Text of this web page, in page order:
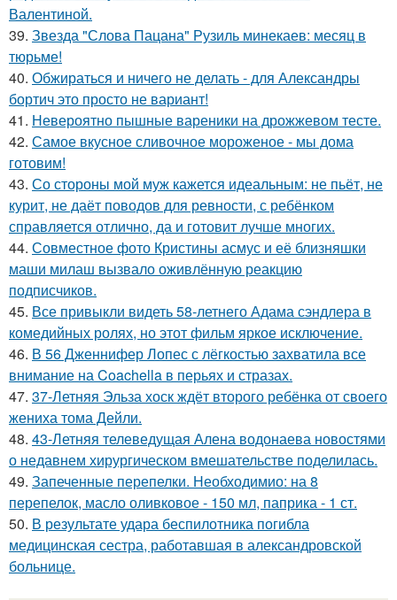
Валентиной.
39. Звезда "Слова Пацана" Рузиль минекаев: месяц в
тюрьме!
40. Обжираться и ничего не делать - для Александры
бортич это просто не вариант!
41. Невероятно пышные вареники на дрожжевом тесте.
42. Самое вкусное сливочное мороженое - мы дома
готовим!
43. Со стороны мой муж кажется идеальным: не пьёт, не
курит, не даёт поводов для ревности, с ребёнком
справляется отлично, да и готовит лучше многих.
44. Совместное фото Кристины асмус и её близняшки
маши милаш вызвало оживлённую реакцию
подписчиков.
45. Все привыкли видеть 58-летнего Адама сэндлера в
комедийных ролях, но этот фильм яркое исключение.
46. В 56 Дженнифер Лопес с лёгкостью захватила все
внимание на Coachella в перьях и стразах.
47. 37-Летняя Эльза хоск ждёт второго ребёнка от своего
жениха тома Дейли.
48. 43-Летняя телеведущая Алена водонаева новостями
о недавнем хирургическом вмешательстве поделилась.
49. Запеченные перепелки. Необходимио: на 8
перепелок, масло оливковое - 150 мл, паприка - 1 ст.
50. В результате удара беспилотника погибла
медицинская сестра, работавшая в александровской
больнице.